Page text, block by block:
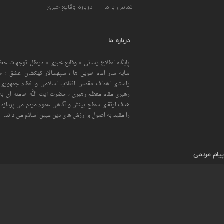
تماس با ما درباره وقایع خبری
درباره ما
پایگاه اطلاع رسانی « وقایع خبری » درظل توجهات
سایه سار امام خوبی ها ، سپهسالار کهکشان عشق
راستای اهداف مقدس انقلاب اسلامی و نظام
رهبری مقام معظم رهبری ، حضرت آیت الله خامنه ای
هدف ارتقای سطح بینش و آگاهی عموم مردم می
را مقید به اصول و ارزش های دین مبین اسلام می داند.
پیام مردمی